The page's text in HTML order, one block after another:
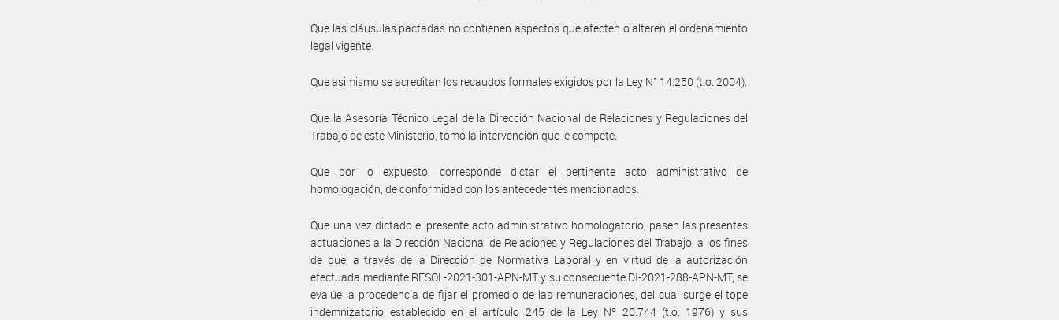
Que las cláusulas pactadas no contienen aspectos que afecten o alteren el ordenamiento
legal vigente.
Que asimismo se acreditan los recaudos formales exigidos por la Ley N° 14.250 (t.o. 2004).
Que la Asesoría Técnico Legal de la Dirección Nacional de Relaciones y Regulaciones del
Trabajo de este Ministerio, tomó la intervención que le compete.
Que por lo expuesto, corresponde dictar el pertinente acto administrativo de
homologación, de conformidad con los antecedentes mencionados.
Que una vez dictado el presente acto administrativo homologatorio, pasen las presentes
actuaciones a la Dirección Nacional de Relaciones y Regulaciones del Trabajo, a los fines
de que, a través de la Dirección de Normativa Laboral y en virtud de la autorización
efectuada mediante RESOL-2021-301-APN-MT y su consecuente DI-2021-288-APN-MT, se
evalúe la procedencia de fijar el promedio de las remuneraciones, del cual surge el tope
indemnizatorio establecido en el artículo 245 de la Ley Nº 20.744 (t.o. 1976) y sus